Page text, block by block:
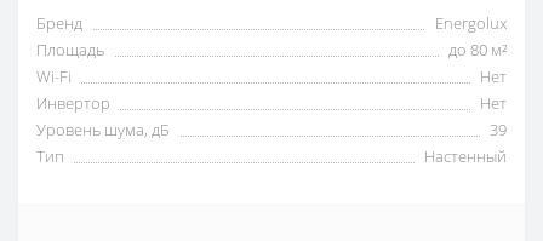
Бренд
Energolux
Площадь
до 80 м²
Wi-Fi
Нет
Инвертор
Нет
Уровень шума, дБ
39
Тип
Настенный